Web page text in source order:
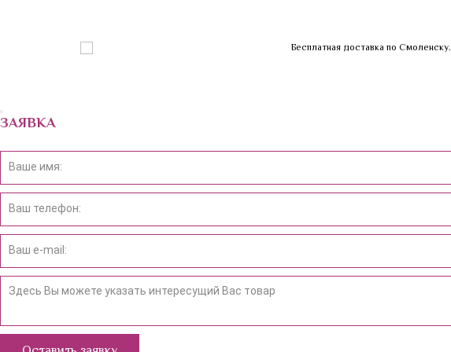
Бесплатная доставка по Смоленску.
ЗАЯВКА